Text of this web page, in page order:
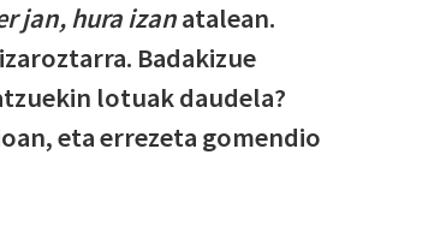
jan, hura izanatalean.
Badakizue
lotuak daudela?
eta errezeta gomendio